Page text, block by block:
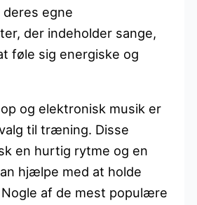
egne
der indeholder sange,
føle sig energiske og
og elektronisk musik er
til træning. Disse
en hurtig rytme og en
hjælpe med at holde
af de mest populære